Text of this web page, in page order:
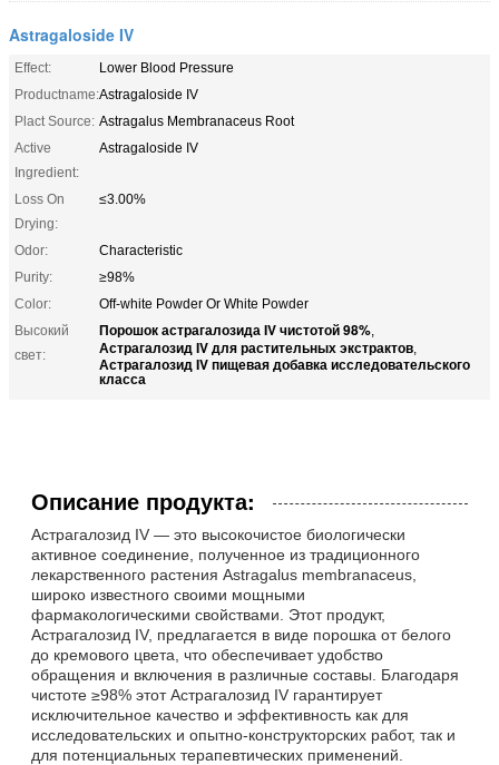
Astragaloside IV
Effect:
Lower Blood Pressure
Productname:Astragaloside IV
Plact Source: Astragalus Membranaceus Root
Active
Ingredient:
Astragaloside IV
Loss On
Drying:
≤3.00%
Odor:
Characteristic
Purity:
≥98%
Color:
Off-white Powder Or White Powder
Высокий
свет:
Порошок астрагалозида IV чистотой 98%,
Астрагалозид IV для растительных экстрактов,
Астрагалозид IV пищевая добавка исследовательского
класса
Описание продукта:
Астрагалозид IV — это высокочистое биологически
активное соединение, полученное из традиционного
лекарственного растения Astragalus membranaceus,
широко известного своими мощными
фармакологическими свойствами. Этот продукт,
Астрагалозид IV, предлагается в виде порошка от белого
до кремового цвета, что обеспечивает удобство
обращения и включения в различные составы. Благодаря
чистоте ≥98% этот Астрагалозид IV гарантирует
исключительное качество и эффективность как для
исследовательских и опытно-конструкторских работ, так и
для потенциальных терапевтических применений.